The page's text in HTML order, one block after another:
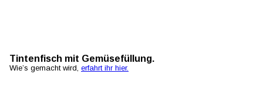
Tintenfisch mit Gemüsefüllung.
Wie’s gemacht wird, erfahrt ihr hier.